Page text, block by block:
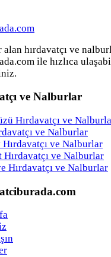
hırdavatçı ve
ile hızlıca
ve Nalburlar
Hırdavatçı ve
ve Nalburlar
Hırdavatçı ve Nalburlar
Hırdavatçı ve Nalburlar
Hırdavatçı ve Nalburlar